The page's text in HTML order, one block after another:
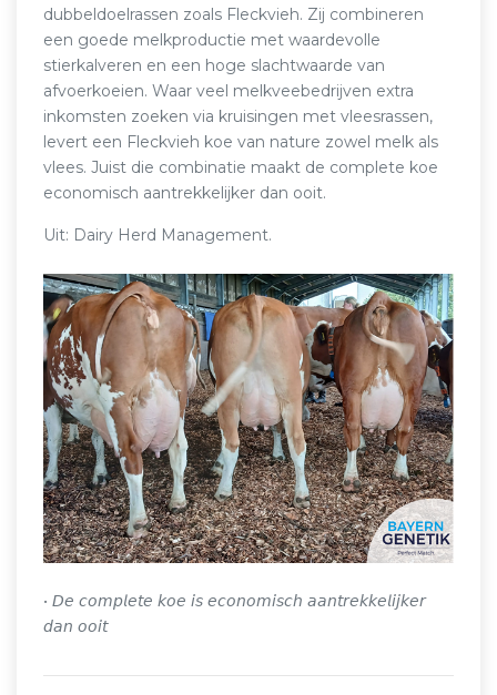
dubbeldoelrassen zoals Fleckvieh. Zij combineren
een goede melkproductie met waardevolle
stierkalveren en een hoge slachtwaarde van
afvoerkoeien. Waar veel melkveebedrijven extra
inkomsten zoeken via kruisingen met vleesrassen,
levert een Fleckvieh koe van nature zowel melk als
vlees. Juist die combinatie maakt de complete koe
economisch aantrekkelijker dan ooit.
Uit: Dairy Herd Management.
• 𝘋𝘦 𝘤𝘰𝘮𝘱𝘭𝘦𝘵𝘦 𝘬𝘰𝘦 𝘪𝘴 𝘦𝘤𝘰𝘯𝘰𝘮𝘪𝘴𝘤𝘩 𝘢𝘢𝘯𝘵𝘳𝘦𝘬𝘬𝘦𝘭𝘪𝘫𝘬𝘦𝘳
𝘥𝘢𝘯 𝘰𝘰𝘪𝘵